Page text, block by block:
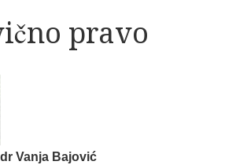
pravo
dr Vanja Bajović